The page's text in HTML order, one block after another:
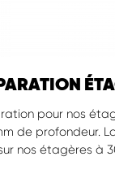
pour nos
de profondeur.
nos étagères à